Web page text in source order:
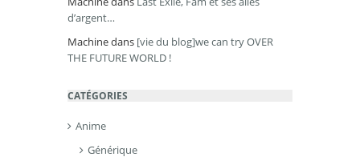
d’argent…
Machinedans [vie du blog]we can try OVER
THE FUTURE WORLD !
CATÉGORIES
Anime
Générique